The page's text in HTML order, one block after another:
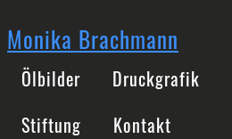
zum
Inhalt
Monika Brachmann
Hauptnavigation
Ölbilder Druckgrafik
Stiftung
Kontakt